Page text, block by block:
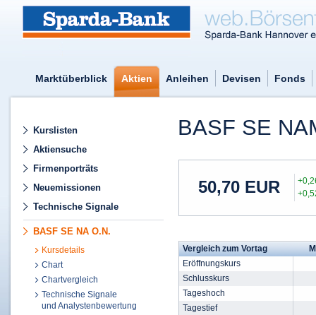
Marktüberblick Aktien Anleihen Devisen Fonds
Kurslisten
Aktiensuche
Firmenporträts
Neuemissionen
Technische Signale
BASF SE NA O.N.
Kursdetails
Chart
Chartvergleich
Technische Signale
und Analystenbewertung
BASF SE
50,70 EUR
Vergleich zum Vortag
Eröffnungskurs
Schlusskurs
Tageshoch
Tagestief